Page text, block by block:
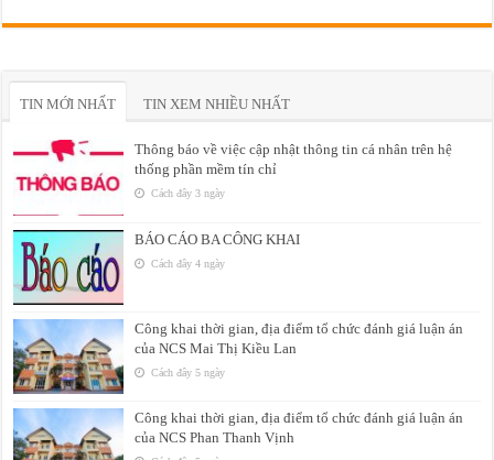
TIN MỚI NHẤT TIN XEM NHIỀU NHẤT
Thông báo về việc cập nhật thông tin cá nhân trên hệ
thống phần mềm tín chỉ
Cách đây 3 ngày
BÁO CÁO BA CÔNG KHAI
Cách đây 4 ngày
Công khai thời gian, địa điểm tổ chức đánh giá luận án
của NCS Mai Thị Kiều Lan
Cách đây 5 ngày
Công khai thời gian, địa điểm tổ chức đánh giá luận án
của NCS Phan Thanh Vịnh